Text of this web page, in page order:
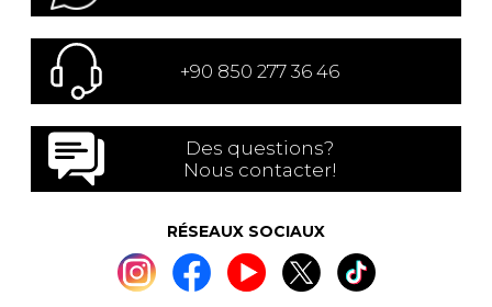
+90 850 277 36 46
Des questions?
Nous contacter!
RÉSEAUX SOCIAUX